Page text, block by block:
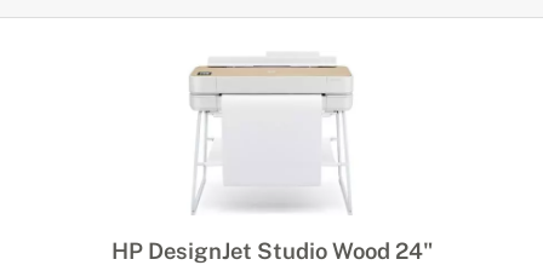
HP DesignJet Studio Wood 24"